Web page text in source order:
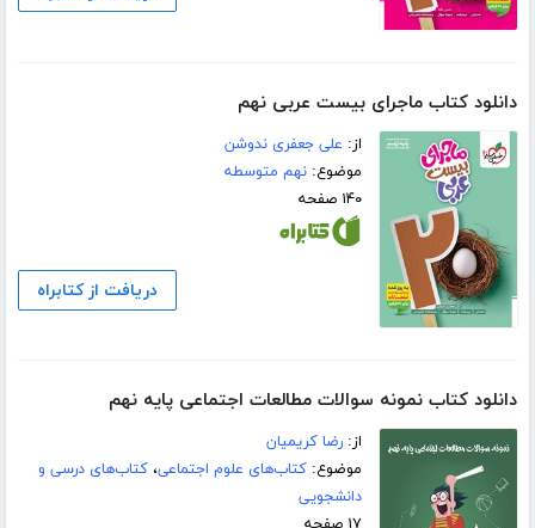
دانلود کتاب ماجرای بیست عربی نهم
از: علی جعفری ندوشن
موضوع:نهم متوسطه
۱۴۰ صفحه
دریافت از کتابراه
دانلود کتاب نمونه سوالات مطالعات اجتماعی پایه نهم
از:رضا کریمیان
موضوع:کتاب‌های علوم اجتماعی،کتاب‌های درسی و
دانشجویی